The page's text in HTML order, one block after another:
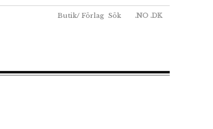
Butik/ Förlag Sök .NO .DK